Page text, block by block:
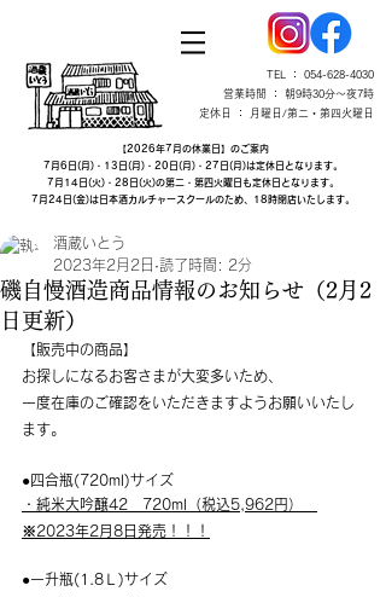
TEL ： 054-628-4030
営業時間 ： 朝9時30分～夜7時
定休日 ： 月曜日/第二・第四火曜日
【2026年7月の休業日】のご案内
7月6日(月)・13日(月)・20日(月)・27日(月)は定休日となります。
7月14日(火)・28日(火)の第二・第四火曜日も定休日となります。
7月24日(金)は日本酒カルチャースクールのため、18時閉店いたします。
磯自慢酒造商品情報のお知らせ​（2月2
日更新）
酒蔵いとう
2023年2月2日 読了時間: 2分
​【販売中の商品】
お探しになるお客さまが大変多いため、
一度在庫のご確認をいただきますようお願いいたし
ます。
●四合瓶(720ml)サイズ
・純米大吟醸42　720ml（税込5,962円）
※2023年2月8日発売！！！
●一升瓶(1.8Ｌ)サイズ